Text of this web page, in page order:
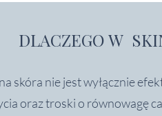
DLACZEGO W
skóra nie jest wyłącznie
oraz troski o równowagę